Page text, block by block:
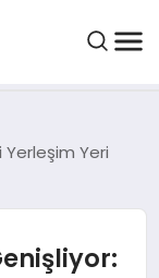
Yerleşim Yeri